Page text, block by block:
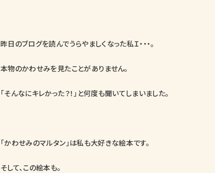
昨日のブログを読んでうらやましくなった私Ｉ・・・。
本物のかわせみを見たことがありません。
「そんなにキレかった？！」と何度も聞いてしまいました。
「かわせみのマルタン」は私も大好きな絵本です。
そして、この絵本も。